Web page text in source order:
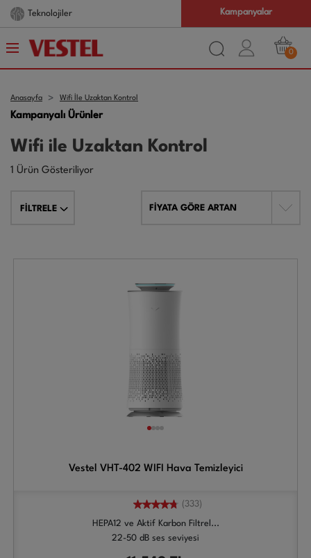
Teknolojiler Kampanyalar
0
Anasayfa Wifi İle Uzaktan Kontrol
Kampanyalı Ürünler
Wifi ile Uzaktan Kontrol
1 Ürün Gösteriliyor
FİLTRELE FİYATA GÖRE ARTAN
Vestel VHT-402 WIFI Hava Temizleyici
(333)
HEPA12 ve Aktif Karbon Filtrel...
22-50 dB ses seviyesi